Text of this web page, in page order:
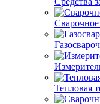
Тепловая